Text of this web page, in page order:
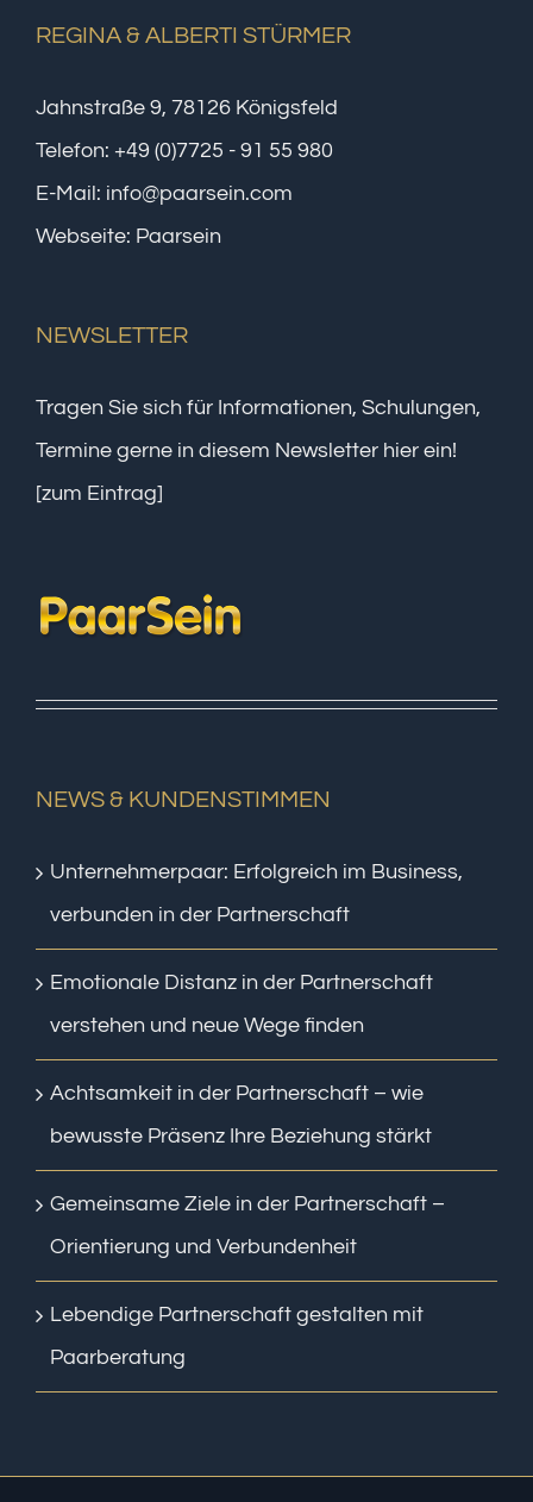
REGINA & ALBERTI STÜRMER
Jahnstraße 9, 78126 Königsfeld
Telefon: +49 (0)7725 - 91 55 980
E-Mail: info@paarsein.com
Webseite: Paarsein
NEWSLETTER
Tragen Sie sich für Informationen, Schulungen,
Termine gerne in diesem Newsletter hier ein!
[zum Eintrag]
NEWS & KUNDENSTIMMEN
Unternehmerpaar: Erfolgreich im Business,
verbunden in der Partnerschaft
Emotionale Distanz in der Partnerschaft
verstehen und neue Wege finden
Achtsamkeit in der Partnerschaft – wie
bewusste Präsenz Ihre Beziehung stärkt
Gemeinsame Ziele in der Partnerschaft –
Orientierung und Verbundenheit
Lebendige Partnerschaft gestalten mit
Paarberatung